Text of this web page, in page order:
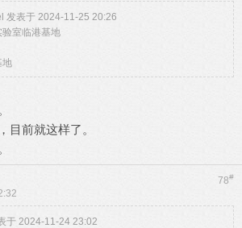
发表于 2024-11-25 20:26
室临港基地
地
目前就这样了。
78#
于 2024-11-24 23:02